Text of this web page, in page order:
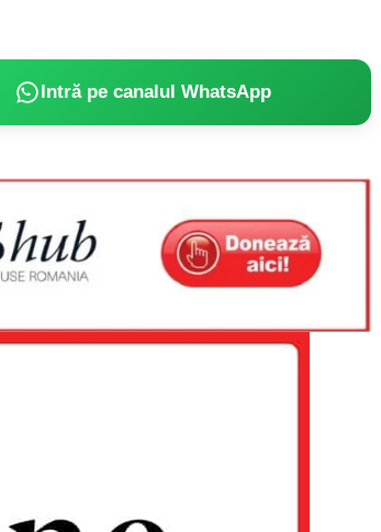
Intră pe canalul WhatsApp